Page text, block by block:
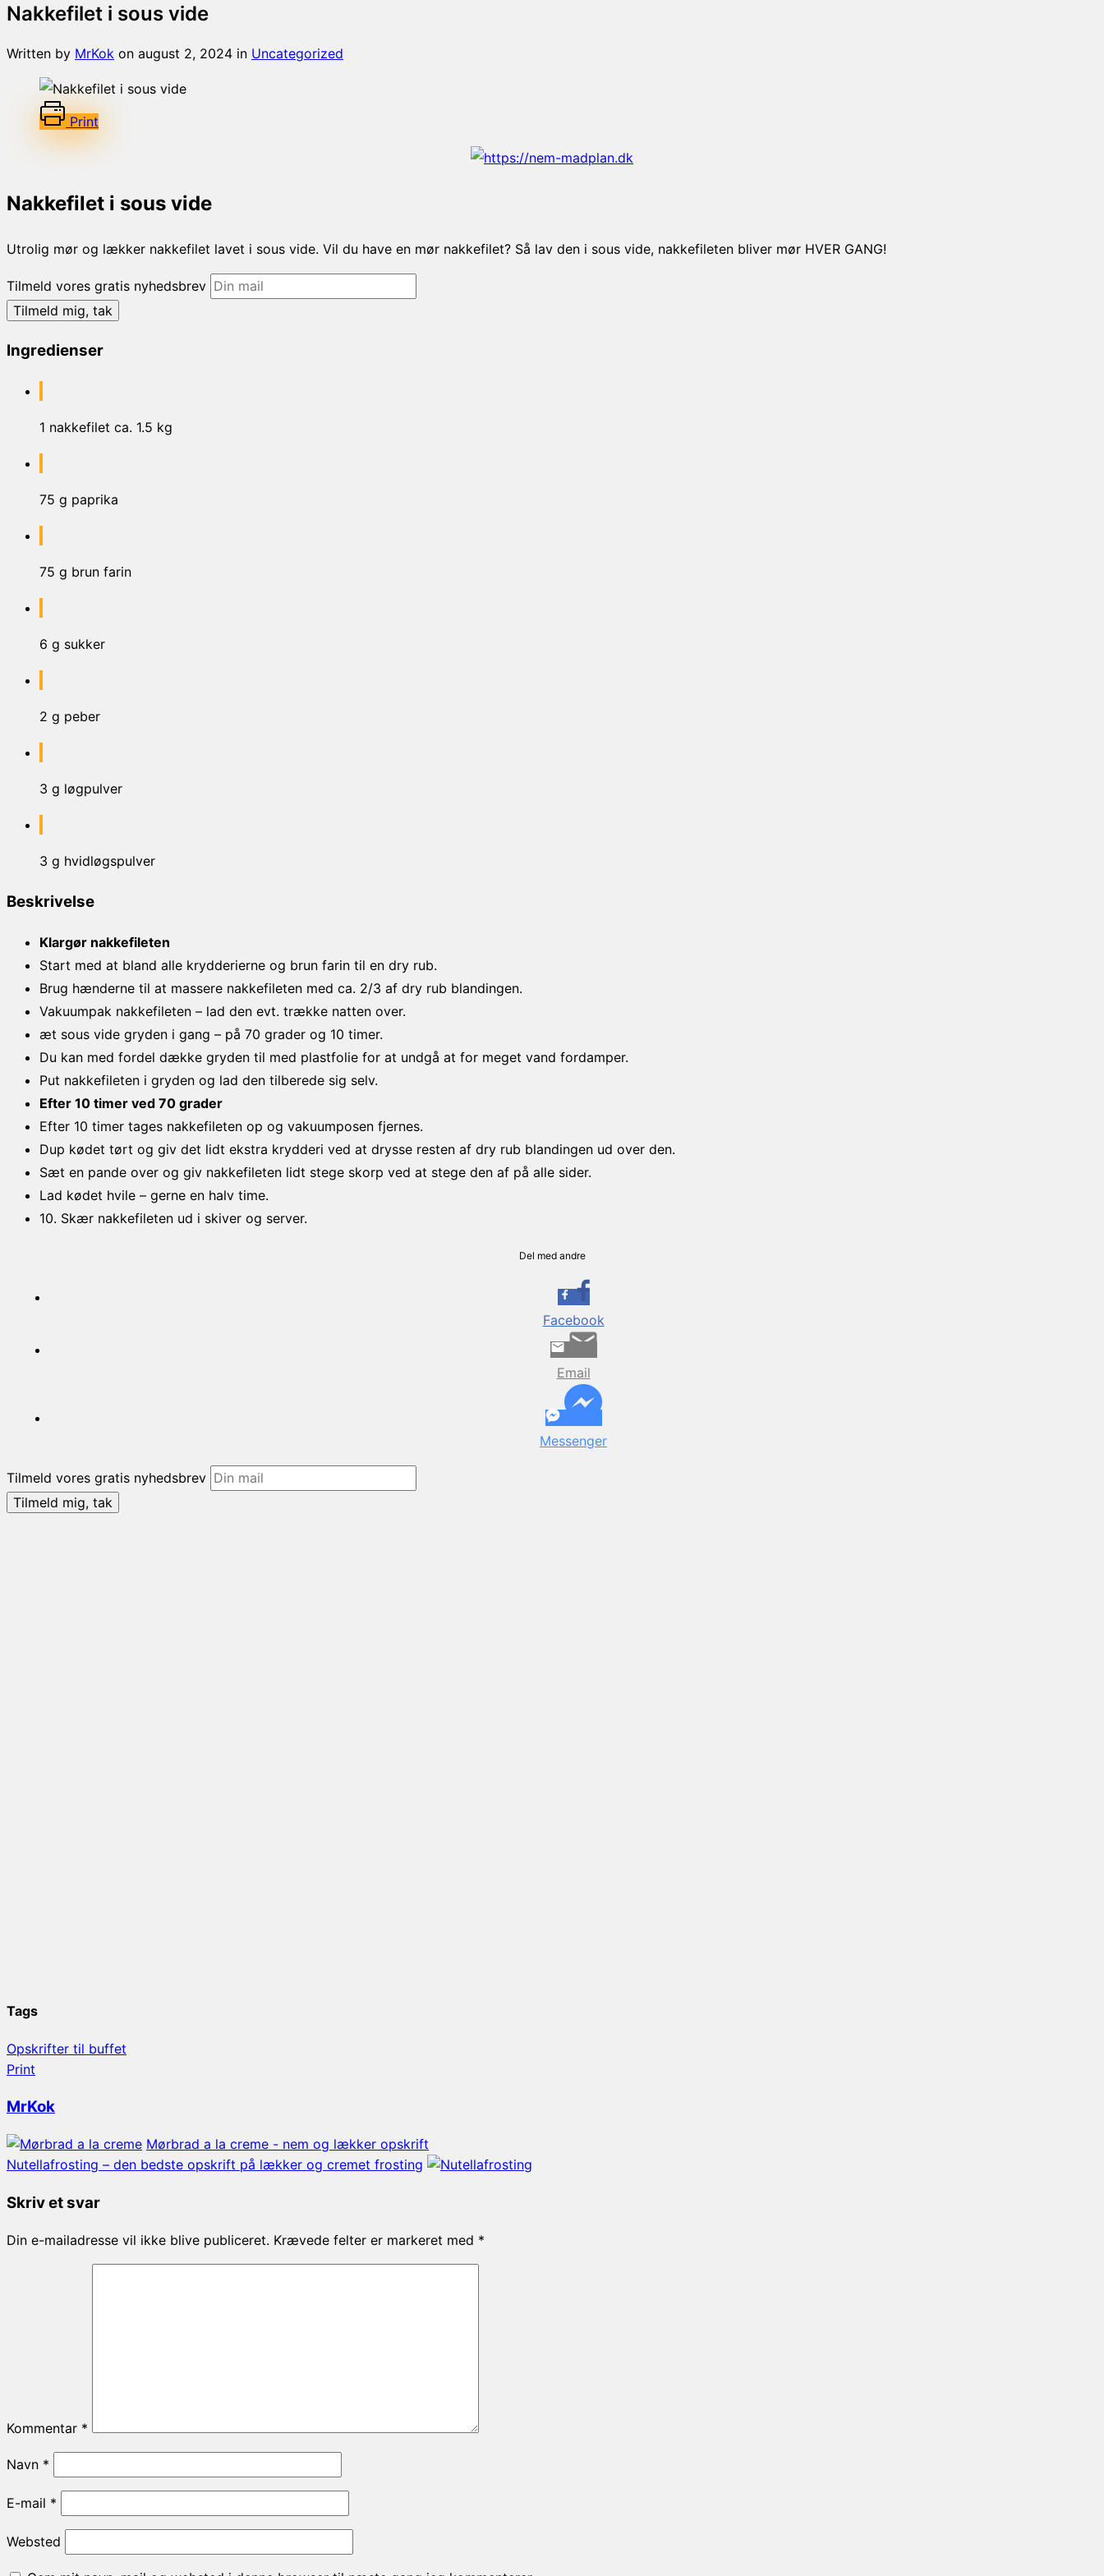
Nakkefilet i sous vide
Written by MrKok on august 2, 2024 in Uncategorized
Print
Nakkefilet i sous vide
Utrolig mør og lækker nakkefilet lavet i sous vide. Vil du have en mør nakkefilet? Så lav den i sous vide, nakkefileten bliver mør HVER GANG!
Tilmeld vores gratis nyhedsbrev
Ingredienser
1 nakkefilet ca. 1.5 kg
75 g paprika
75 g brun farin
6 g sukker
2 g peber
3 g løgpulver
3 g hvidløgspulver
Beskrivelse
Klargør nakkefileten
Start med at bland alle krydderierne og brun farin til en dry rub.
Brug hænderne til at massere nakkefileten med ca. 2/3 af dry rub blandingen.
Vakuumpak nakkefileten – lad den evt. trække natten over.
æt sous vide gryden i gang – på 70 grader og 10 timer.
Du kan med fordel dække gryden til med plastfolie for at undgå at for meget vand fordamper.
Put nakkefileten i gryden og lad den tilberede sig selv.
Efter 10 timer ved 70 grader
Efter 10 timer tages nakkefileten op og vakuumposen fjernes.
Dup kødet tørt og giv det lidt ekstra krydderi ved at drysse resten af dry rub blandingen ud over den.
Sæt en pande over og giv nakkefileten lidt stege skorp ved at stege den af på alle sider.
Lad kødet hvile – gerne en halv time.
10. Skær nakkefileten ud i skiver og server.
Del med andre
Facebook
Email
Messenger
Tilmeld vores gratis nyhedsbrev
Tags
Opskrifter til buffet
Print
MrKok
Mørbrad a la creme - nem og lækker opskrift
Nutellafrosting – den bedste opskrift på lækker og cremet frosting
Skriv et svar
Din e-mailadresse vil ikke blive publiceret. Krævede felter er markeret med *
Kommentar *
Navn *
E-mail *
Websted